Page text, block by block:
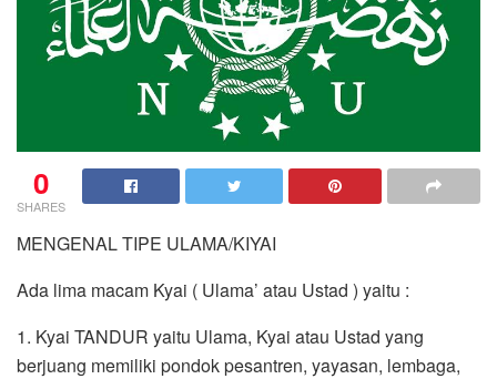
0
SHARES
MENGENAL TIPE ULAMA/KIYAI
Ada lima macam Kyai ( Ulama’ atau Ustad ) yaitu :
1. Kyai TANDUR yaitu Ulama, Kyai atau Ustad yang
berjuang memiliki pondok pesantren, yayasan, lembaga,